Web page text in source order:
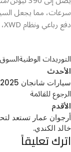
دفع رباعي ونظام XWD، مما يوفر ثباتًا واستجابة عاليين على الطرق المتنوعة.
التوريدات الوطنية
الأحدث
سيارات شانجان 2025: عروض نهاية العام بأقل قسط شهري
الرجوع للقائمة
الأقدم
خالد الكندي.
اترك تعليقاً